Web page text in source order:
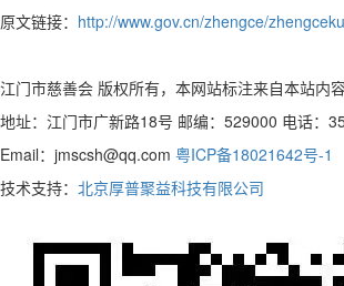
原文链接： http://www.gov.cn/zhengce/
江门市慈善会 版权所有，本网站标注来自本站内
地址：江门市广新路18号 邮编：529000 电话：
Email：jmscsh@qq.com 粤ICP备18021642号-1
技术支持： 北京厚普聚益科技有限公司